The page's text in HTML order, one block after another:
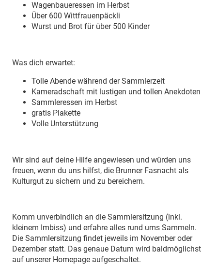
Wagenbaueressen im Herbst
Über 600 Wittfrauenpäckli
Wurst und Brot für über 500 Kinder
Was dich erwartet:
Tolle Abende während der Sammlerzeit
Kameradschaft mit lustigen und tollen Anekdoten
Sammleressen im Herbst
gratis Plakette
Volle Unterstützung
Wir sind auf deine Hilfe angewiesen und würden uns
freuen, wenn du uns hilfst, die Brunner Fasnacht als
Kulturgut zu sichern und zu bereichern.
Komm unverbindlich an die Sammlersitzung (inkl.
kleinem Imbiss) und erfahre alles rund ums Sammeln.
Die Sammlersitzung findet jeweils im November oder
Dezember statt. Das genaue Datum wird baldmöglichst
auf unserer Homepage aufgeschaltet.